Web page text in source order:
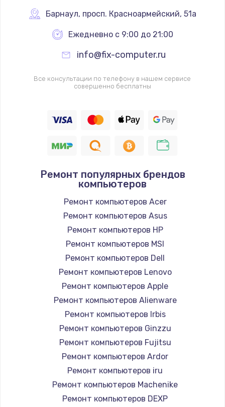
Барнаул, просп. Красноармейский, 51а
Ежедневно с 9:00 до 21:00
info@fix-computer.ru
Все консультации по телефону в нашем сервисе
совершенно бесплатны
Ремонт популярных брендов
компьютеров
Ремонт компьютеров Acer
Ремонт компьютеров Asus
Ремонт компьютеров HP
Ремонт компьютеров MSI
Ремонт компьютеров Dell
Ремонт компьютеров Lenovo
Ремонт компьютеров Apple
Ремонт компьютеров Alienware
Ремонт компьютеров Irbis
Ремонт компьютеров Ginzzu
Ремонт компьютеров Fujitsu
Ремонт компьютеров Ardor
Ремонт компьютеров iru
Ремонт компьютеров Machenike
Ремонт компьютеров DEXP